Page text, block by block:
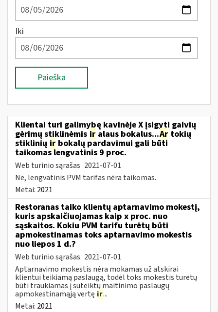
Iki
Paieška
Klientai turi galimybę kavinėje X įsigyti gaivių
gėrimų stiklinėmis ir alaus bokalus...Ar tokių
stiklinių ir bokalų pardavimui gali būti
taikomas lengvatinis 9 proc.
Web turinio sąrašas 2021-07-01
Ne, lengvatinis PVM tarifas nėra taikomas.
Metai: 2021
Restoranas taiko klientų aptarnavimo mokestį,
kuris apskaičiuojamas kaip x proc. nuo
sąskaitos. Kokiu PVM tarifu turėtų būti
apmokestinamas toks aptarnavimo mokestis
nuo liepos 1 d.?
Web turinio sąrašas 2021-07-01
Aptarnavimo mokestis nėra mokamas už atskirai
klientui teikiamą paslaugą, todėl toks mokestis turėtų
būti traukiamas į suteiktų maitinimo paslaugų
apmokestinamąją vertę ir...
Metai: 2021